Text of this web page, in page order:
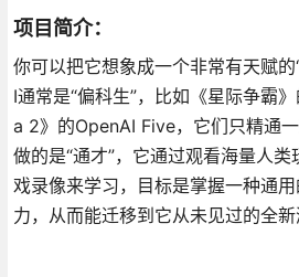
项目简介：
你可以把它想象成一个非常有天赋
I通常是“偏科生”，比如《星际争霸
a 2》的OpenAI Five，它们只精通
做的是“通才”，它通过观看海量人
戏录像来学习，目标是掌握一种通
力，从而能迁移到它从未见过的全新